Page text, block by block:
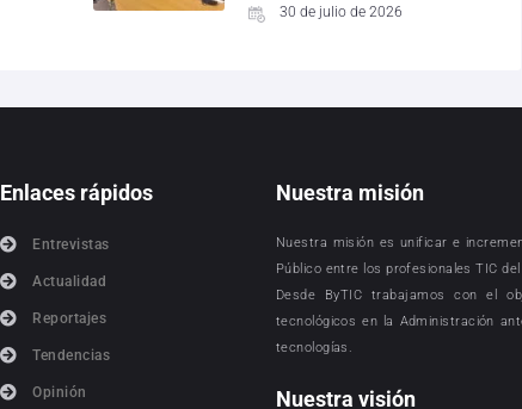
30 de julio de 2026
Enlaces rápidos
Entrevistas
Actualidad
Reportajes
Tendencias
Opinión
Nuestra misión
Nuestra misión es unificar e
Público entre los profesionales TIC del
Desde ByTIC trabajamos con el
tecnológicos en la Administración
tecnologías.
Nuestra visión